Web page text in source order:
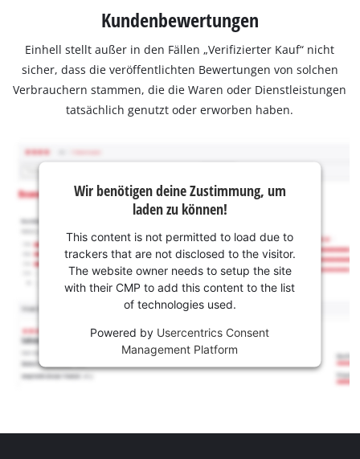
Kundenbewertungen
Einhell stellt außer in den Fällen „Verifizierter Kauf“ nicht
sicher, dass die veröffentlichten Bewertungen von solchen
Verbrauchern stammen, die die Waren oder Dienstleistungen
tatsächlich genutzt oder erworben haben.
Wir benötigen deine Zustimmung, um
laden zu können!
This content is not permitted to load due to
trackers that are not disclosed to the visitor.
The website owner needs to setup the site
with their CMP to add this content to the list
of technologies used.
Powered by Usercentrics Consent
Management Platform